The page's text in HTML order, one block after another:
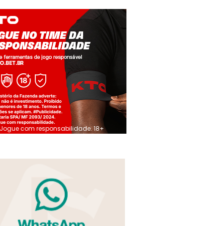
Jogue com responsabilidade. 18+